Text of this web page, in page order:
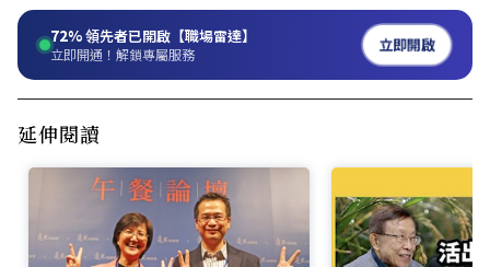
72%領先者已開啟【職場雷達】
立即開通！解鎖專屬服務 立即開啟
延伸閱讀